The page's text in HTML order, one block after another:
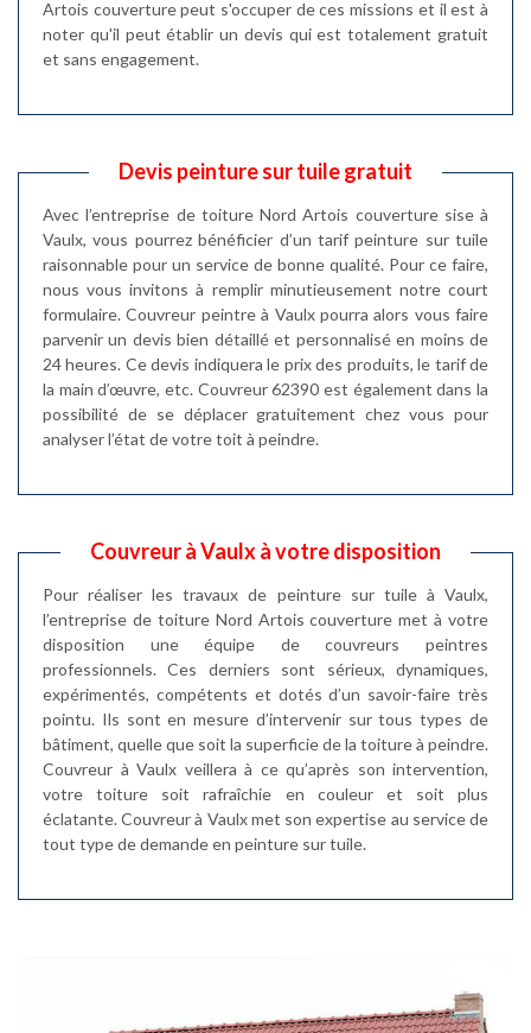
Artois couverture peut s'occuper de ces missions et il est à
noter qu'il peut établir un devis qui est totalement gratuit
et sans engagement.
Devis peinture sur tuile gratuit
Avec l’entreprise de toiture Nord Artois couverture sise à
Vaulx, vous pourrez bénéficier d’un tarif peinture sur tuile
raisonnable pour un service de bonne qualité. Pour ce faire,
nous vous invitons à remplir minutieusement notre court
formulaire. Couvreur peintre à Vaulx pourra alors vous faire
parvenir un devis bien détaillé et personnalisé en moins de
24 heures. Ce devis indiquera le prix des produits, le tarif de
la main d’œuvre, etc. Couvreur 62390 est également dans la
possibilité de se déplacer gratuitement chez vous pour
analyser l’état de votre toit à peindre.
Couvreur à Vaulx à votre disposition
Pour réaliser les travaux de peinture sur tuile à Vaulx,
l’entreprise de toiture Nord Artois couverture met à votre
disposition une équipe de couvreurs peintres
professionnels. Ces derniers sont sérieux, dynamiques,
expérimentés, compétents et dotés d’un savoir-faire très
pointu. Ils sont en mesure d’intervenir sur tous types de
bâtiment, quelle que soit la superficie de la toiture à peindre.
Couvreur à Vaulx veillera à ce qu’après son intervention,
votre toiture soit rafraîchie en couleur et soit plus
éclatante. Couvreur à Vaulx met son expertise au service de
tout type de demande en peinture sur tuile.